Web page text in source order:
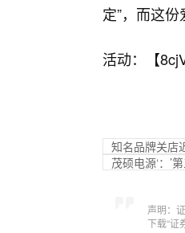
定”，而这
活动：【
知名品牌关店
茂硕电源‘：’
声明：
下载“证